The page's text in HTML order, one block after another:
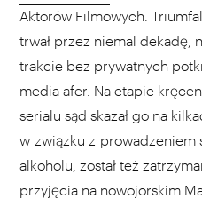
Aktorów Filmowych.
trwał przez niemal dekadę,
trakcie bez prywatnych
media afer. Na etapie
serialu sąd skazał go na
w związku z prowadzeniem
alkoholu, został też
przyjęcia na nowojorskim